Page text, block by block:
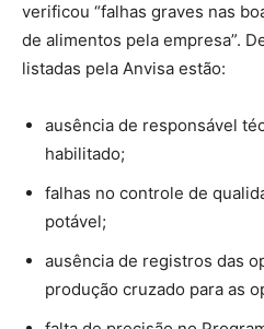
verificou “falhas graves nas
de alimentos pela empresa”.
listadas pela Anvisa estão:
ausência de responsável
habilitado;
falhas no controle de
potável;
ausência de registros das
produção cruzado para as